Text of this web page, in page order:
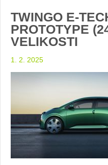
TWINGO E-
PROTOTYPE
VELIKOSTI
1. 2. 2025